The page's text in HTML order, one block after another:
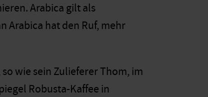
Arabica gilt als
Arabica hat den Ruf, mehr
wie sein Zulieferer Thom, im
Robusta-Kaffee in